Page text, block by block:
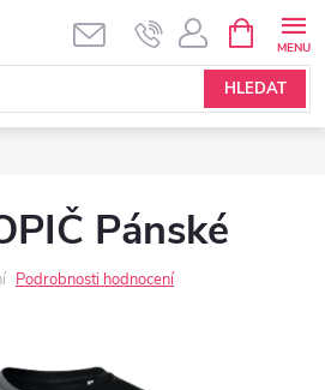
HLEDAT
NÁKUPNÍ
KOŠÍK
Pánské
Podrobnosti hodnocení